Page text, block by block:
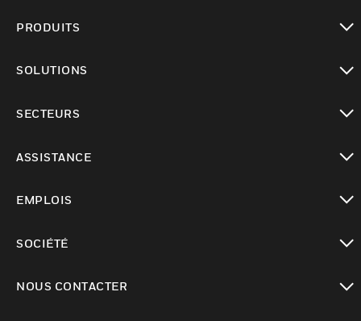
PRODUITS
SOLUTIONS
SECTEURS
ASSISTANCE
EMPLOIS
SOCIÉTÉ
NOUS CONTACTER